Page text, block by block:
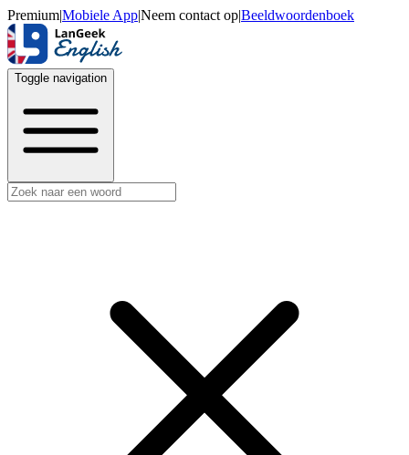
Premium|Mobiele App|Neem contact op|Beeldwoordenboek
Toggle navigation